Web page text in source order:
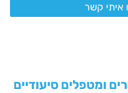
איתי קשר
ומטפלים סיעודיים